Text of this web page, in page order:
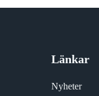
Länkar
Nyheter